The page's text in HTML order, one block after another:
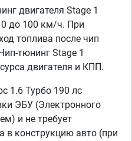
двигателя Stage 1
0 до 100 км/ч. При
топлива после чип
тюнинг Stage 1
двигателя и КПП.
1.6 Турбо 190 лс
ЭБУ (Электронного
и не требует
в конструкцию авто (при